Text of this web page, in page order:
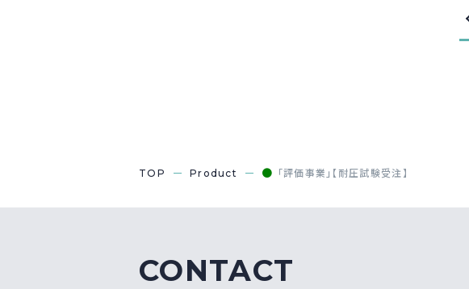
TOP Product ● 「評価事業」【耐圧試験受注】
CONTACT